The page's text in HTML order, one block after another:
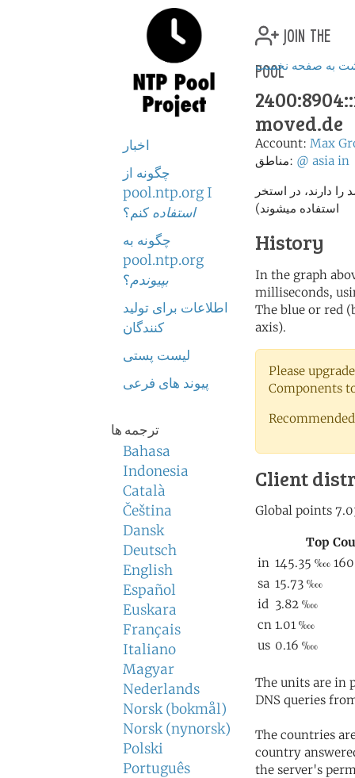
اخبار
چگونه از
pool.ntp.org I
استفاده کنم؟
چگونه به
pool.ntp.org
بپیوندم؟
اطلاعات برای تولید
کنندگان
لیست پستی
پیوند های فرعی
ترجمه ها
Bahasa
Indonesia
Català
Čeština
Dansk
Deutsch
English
Español
Euskara
Français
Italiano
Magyar
Nederlands
Norsk (bokmål)
Norsk (nynorsk)
Polski
Português
join the
pool
به صفحه نخست
moved.de
Account: Max
مناطق: @ asia in
(فقط سرور هایی که امتیاز بالای 2 درصد را دارند، در استخر
استفاده میشوند)
History
In the graph
milliseconds,
The blue or red
axis).
Please
Components
Client
The units are in
DNS queries
The countries
country
the server's